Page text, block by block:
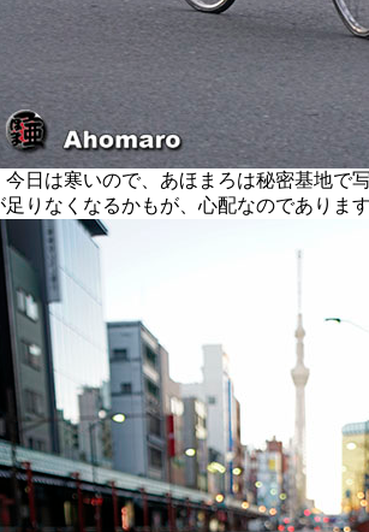
日は寒いので、あほまろは秘密基地で
足りなくなるかもが、心配なのでありま